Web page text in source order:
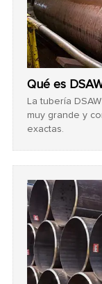
Qué es
La tubería
muy grande y
exactas.